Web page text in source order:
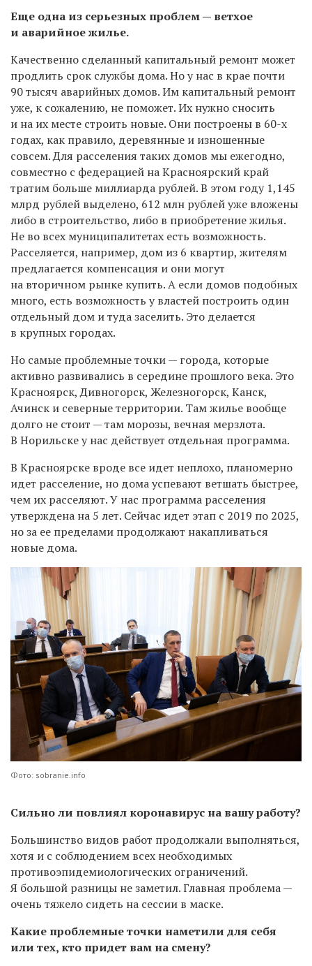
Еще одна из серьезных проблем — ветхое
и аварийное жилье.
Качественно сделанный капитальный ремонт может
продлить срок службы дома. Но у нас в крае почти
90 тысяч аварийных домов. Им капитальный ремонт
уже, к сожалению, не поможет. Их нужно сносить
и на их месте строить новые. Они построены в 60-х
годах, как правило, деревянные и изношенные
совсем. Для расселения таких домов мы ежегодно,
совместно с федерацией на Красноярский край
тратим больше миллиарда рублей. В этом году 1,145
млрд рублей выделено, 612 млн рублей уже вложены
либо в строительство, либо в приобретение жилья.
Не во всех муниципалитетах есть возможность.
Расселяется, например, дом из 6 квартир, жителям
предлагается компенсация и они могут
на вторичном рынке купить. А если домов подобных
много, есть возможность у властей построить один
отдельный дом и туда заселить. Это делается
в крупных городах.
Но самые проблемные точки — города, которые
активно развивались в середине прошлого века. Это
Красноярск, Дивногорск, Железногорск, Канск,
Ачинск и северные территории. Там жилье вообще
долго не стоит — там морозы, вечная мерзлота.
В Норильске у нас действует отдельная программа.
В Красноярске вроде все идет неплохо, планомерно
идет расселение, но дома успевают ветшать быстрее,
чем их расселяют. У нас программа расселения
утверждена на 5 лет. Сейчас идет этап с 2019 по 2025,
но за ее пределами продолжают накапливаться
новые дома.
Фото: sobranie.info
Сильно ли повлиял коронавирус на вашу работу?
Большинство видов работ продолжали выполняться,
хотя и с соблюдением всех необходимых
противоэпидемиологических ограничений.
Я большой разницы не заметил. Главная проблема —
очень тяжело сидеть на сессии в маске.
Какие проблемные точки наметили для себя
или тех, кто придет вам на смену?